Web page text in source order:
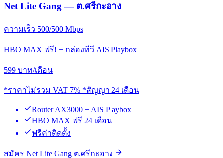
Net Lite Gang — ต.ศรีกะอาง
ความเร็ว 500/500 Mbps
HBO MAX ฟรี! + กล่องทีวี AIS Playbox
599 บาท/เดือน
*ราคาไม่รวม VAT 7% *สัญญา 24 เดือน
Router AX3000 + AIS Playbox
HBO MAX ฟรี 24 เดือน
ฟรีค่าติดตั้ง
สมัคร Net Lite Gang ต.ศรีกะอาง